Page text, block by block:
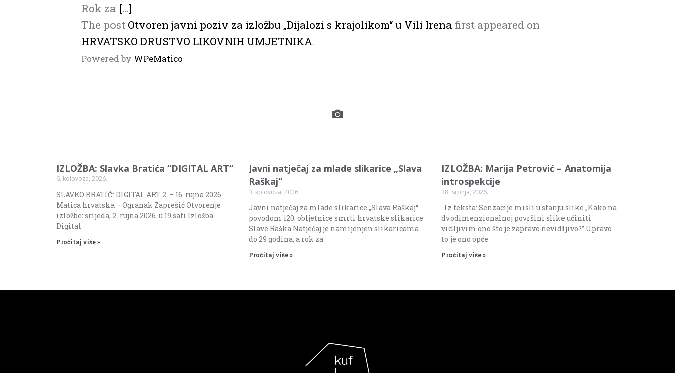
Rok za […]
The post Otvoren javni poziv za izložbu „Dijalozi s krajolikom“ u Vili Irena first appeared on
HRVATSKO DRUSTVO LIKOVNIH UMJETNIKA.
Powered by WPeMatico
IZLOŽBA: Slavka Bratića “DIGITAL ART”
6. kolovoza, 2026.
SLAVKO BRATIĆ: DIGITAL ART 2. – 16. rujna 2026.
Matica hrvatska – Ogranak Zaprešić Otvorenje
izložbe: srijeda, 2. rujna 2026. u 19 sati Izložba
Digital
Pročitaj više »
Javni natječaj za mlade slikarice „Slava
Raškaj“
3. kolovoza, 2026.
Javni natječaj za mlade slikarice „Slava Raškaj“
povodom 120. obljetnice smrti hrvatske slikarice
Slave Raška Natječaj je namijenjen slikaricama
do 29 godina, a rok za
Pročitaj više »
IZLOŽBA: Marija Petrović – Anatomija
introspekcije
28. srpnja, 2026.
Iz teksta: Senzacije misli u stanju slike „Kako na
dvodimenzionalnoj površini slike učiniti
vidljivim ono što je zapravo nevidljivo?” Upravo
to je ono opće
Pročitaj više »